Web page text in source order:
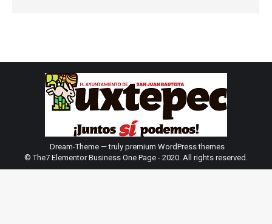
Dream-Theme — truly premium WordPress themes
© The7 Elementor Business One Page - 2020. All rights reserved.